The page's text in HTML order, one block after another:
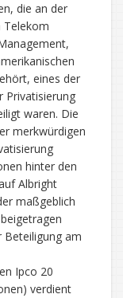
die an der
Telekom
eines der
Privatisierung
waren. Die
merkwürdigen
hinter den
Albright
maßgeblich
Beteiligung am
Ipco 20
verdient